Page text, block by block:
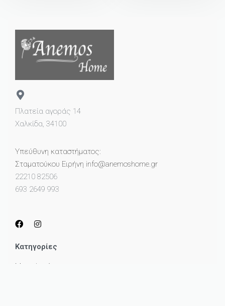
Πλατεία αγοράς 14
Χαλκίδα, 34100
Υπεύθυνη καταστήματος:
Σταματούκου Ειρήνη info@anemoshome.gr
22210 82506
693 2649 993
Κατηγορίες
Μικροέπιπλα